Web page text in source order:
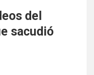
del
sacudió